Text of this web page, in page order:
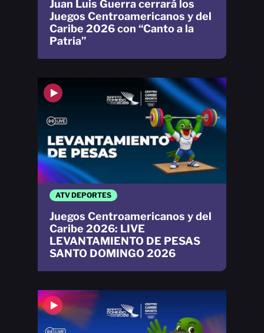
ATV DEPORTES
Juegos Centroamericanos y del
Caribe 2026: LIVE
LEVANTAMIENTO DE PESAS
SANTO DOMINGO 2026
Juan Luis Guerra cerrará los
Juegos Centroamericanos y del
Caribe 2026 con “Canto a la
Patria”